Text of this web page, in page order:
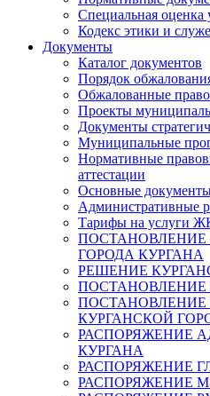
Специальная оценка
Кодекс этики и
Документы
Каталог документов
Порядок
Обжалованные
Проекты
Документы
Муниципальные
Нормативные
аттестации
Основные
Административные
Тарифы на услуги
ГОРОДА КУРГАНА
РЕШЕНИЕ
ПОСТАНОВЛЕНИЕ
ПОСТАНОВЛЕНИЕ
КУРГАНСКОЙ
РАСПОРЯЖЕНИЕ
КУРГАНА
РАСПОРЯЖЕНИЕ
РАСПОРЯЖЕНИЕ